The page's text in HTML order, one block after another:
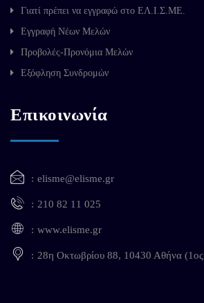
Γιατί πρέπει να εγγραφώ στο ΕΛ.Ι.Σ.ΜΕ.
Εγγραφή Νέων Μελών
Προβολές-Προνόμια Μελών
Εξόφληση Συνδρομών
Επικοινωνία
elisme@elisme.gr
210 82 11 025
www.elisme.gr
28η Οκτωβρίου 88, 10430 Αθήνα